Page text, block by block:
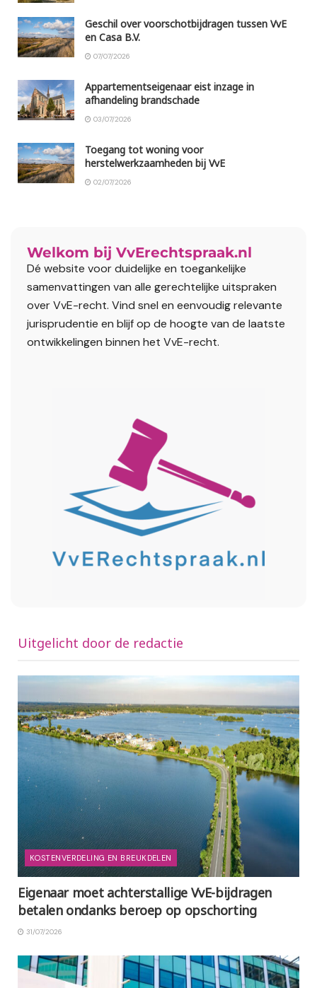
Geschil over voorschotbijdragen tussen VvE
en Casa B.V.
07/07/2026
Appartementseigenaar eist inzage in
afhandeling brandschade
03/07/2026
Toegang tot woning voor
herstelwerkzaamheden bij VvE
02/07/2026
Welkom bij VvErechtspraak.nl
Dé website voor duidelijke en toegankelijke
samenvattingen van alle gerechtelijke uitspraken
over VvE-recht. Vind snel en eenvoudig relevante
jurisprudentie en blijf op de hoogte van de laatste
ontwikkelingen binnen het VvE-recht.
Uitgelicht door de redactie
KOSTENVERDELING EN BREUKDELEN
Eigenaar moet achterstallige VvE-bijdragen
betalen ondanks beroep op opschorting
31/07/2026